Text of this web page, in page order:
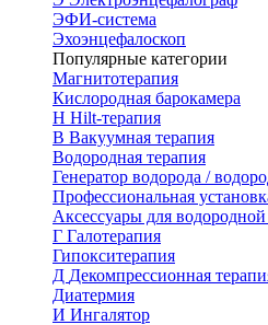
ЭФИ-система
Эхоэнцефалоскоп
Популярные категории
Магнитотерапия
Кислородная барокамера
H Hilt-терапия
В Вакуумная терапия
Водородная терапия
Генератор водорода /
Профессиональная
Аксессуары для
Г Галотерапия
Гипокситерапия
Д Декомпрессионная
Диатермия
И Ингалятор